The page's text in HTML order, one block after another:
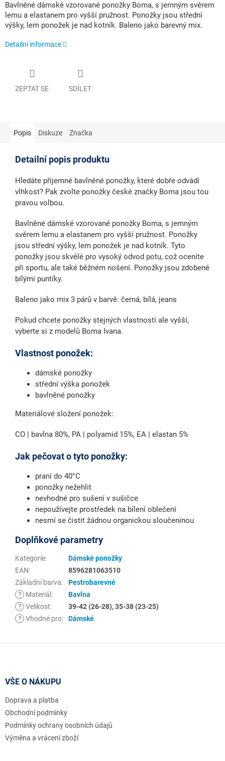
Bavlněné dámské vzorované ponožky Boma, s jemným svěrem
lemu a elastanem pro vyšší pružnost. Ponožky jsou střední
výšky, lem ponožek je nad kotník. Baleno jako barevný mix.
Detailní informace
ZEPTAT SE SDÍLET
Popis Diskuze Značka
Detailní popis produktu
Hledáte přijemné bavlněné ponožky, které dobře odvádí
vlhkost? Pak zvolte ponožky české značky Boma jsou tou
pravou volbou.
Bavlněné dámské vzorované ponožky Boma, s jemným
svěrem lemu a elastanem pro vyšší pružnost. Ponožky
jsou střední výšky, lem ponožek je nad kotník. Tyto
ponožky jsou skvělé pro vysoký odvod potu, což oceníte
při sportu, ale také běžném nošení. Ponožky jsou zdobené
bílými puntíky.
Baleno jako mix 3 párů v barvě: černá, bílá, jeans
Pokud chcete ponožky stejných vlastností ale vyšší,
vyberte si z modelů Boma Ivana.
Vlastnost ponožek:
dámské ponožky
střední výška ponožek
bavlněné ponožky
Materiálové složení ponožek:
CO | bavlna 80%, PA | polyamid 15%, EA | elastan 5%
Jak pečovat o tyto ponožky:
praní do 40°C
ponožky nežehlit
nevhodné pro sušení v sušičce
nepoužívejte prostředek na bílení oblečení
nesmí se čistit žádnou organickou sloučeninou
Doplňkové parametry
Kategorie:
Dámské ponožky
EAN:
8596281063510
Základní barva:
Pestrobarevné
?
Materiál :
Bavlna
? Velikost:
39-42 (26-28), 35-38 (23-25)
? Vhodné pro: Dámské
VŠE O NÁKUPU
Doprava a platba
Obchodní podmínky
Podmínky ochrany osobních údajů
Výměna a vrácení zboží